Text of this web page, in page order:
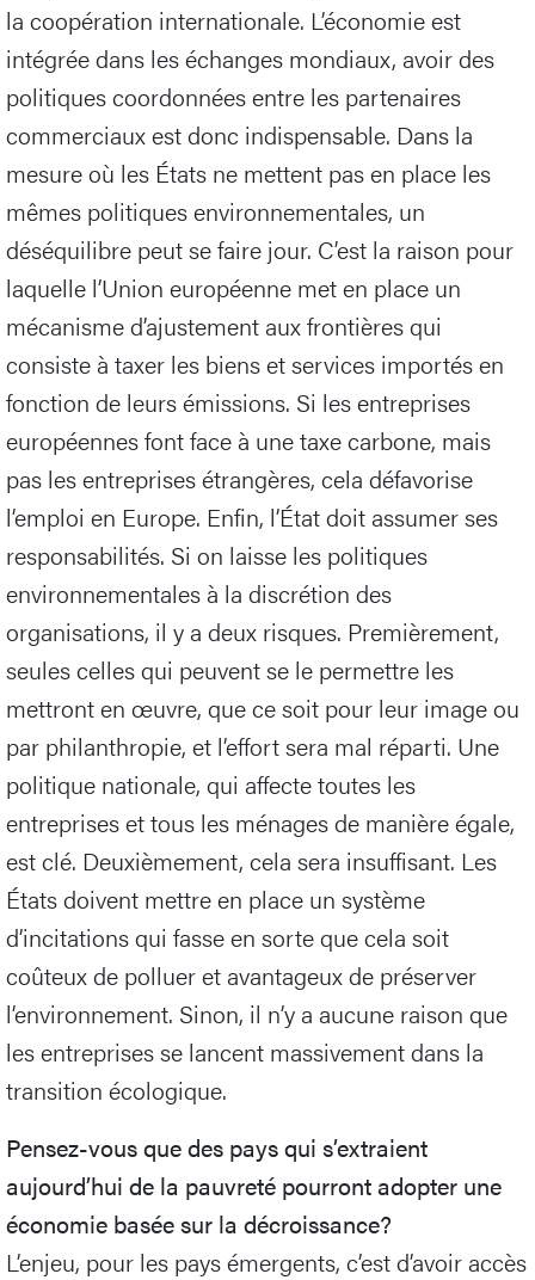
la coopération internationale. L’économie est
intégrée dans les échanges mondiaux, avoir des
politiques coordonnées entre les partenaires
commerciaux est donc indispensable. Dans la
mesure où les États ne mettent pas en place les
mêmes politiques environnementales, un
déséquilibre peut se faire jour. C’est la raison pour
laquelle l’Union européenne met en place un
mécanisme d’ajustement aux frontières qui
consiste à taxer les biens et services importés en
fonction de leurs émissions. Si les entreprises
européennes font face à une taxe carbone, mais
pas les entreprises étrangères, cela défavorise
l’emploi en Europe. Enfin, l’État doit assumer ses
responsabilités. Si on laisse les politiques
environnementales à la discrétion des
organisations, il y a deux risques. Premièrement,
seules celles qui peuvent se le permettre les
mettront en œuvre, que ce soit pour leur image ou
par philanthropie, et l’effort sera mal réparti. Une
politique nationale, qui affecte toutes les
entreprises et tous les ménages de manière égale,
est clé. Deuxièmement, cela sera insuffisant. Les
États doivent mettre en place un système
d’incitations qui fasse en sorte que cela soit
coûteux de polluer et avantageux de préserver
l’environnement. Sinon, il n’y a aucune raison que
les entreprises se lancent massivement dans la
transition écologique.
Pensez-vous que des pays qui s’extraient
aujourd’hui de la pauvreté pourront adopter une
économie basée sur la décroissance?
L’enjeu, pour les pays émergents, c’est d’avoir accès